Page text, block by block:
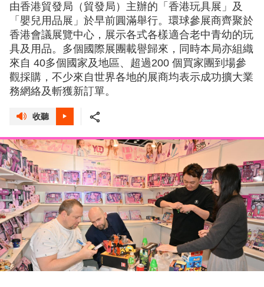
由香港貿發局（貿發局）主辦的「香港玩具展」及
「嬰兒用品展」於早前圓滿舉行。環球參展商齊聚於
香港會議展覽中心，展示各式各樣適合老中青幼的玩
具及用品。多個國際展團載譽歸來，同時本局亦組織
來自 40多個國家及地區、超過200 個買家團到場參
觀採購，不少來自世界各地的展商均表示成功擴大業
務網絡及斬獲新訂單。
收聽